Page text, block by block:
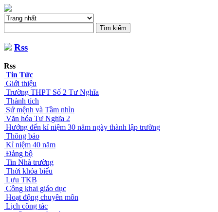
Rss
Rss
Tin Tức
Giới thiệu
Trường THPT Số 2 Tư Nghĩa
Thành tích
Sứ mệnh và Tầm nhìn
Văn hóa Tư Nghĩa 2
Hướng đến kỉ niệm 30 năm ngày thành lập trường
Thông báo
Kỉ niệm 40 năm
Đảng bộ
Tin Nhà trường
Thời khóa biểu
Lưu TKB
Công khai giáo dục
Hoạt động chuyên môn
Lịch công tác